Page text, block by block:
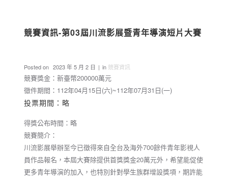
競賽資訊-第03屆川流影展暨青年導演短片大賽
Posted on 2023 年 5 月 2 日 in 競賽資訊
競賽獎金：新臺幣200000萬元
徵件期間：112年04月15日(六)~112年07月31日(一)
投票期間：略
得獎公布時間：略
競賽簡介：
川流影展舉辦至今已徵得來自全台及海外700餘件青年影視人
員作品報名，本屆大賽除提供首獎獎金20萬元外，希望能促使
更多青年導演的加入，也特別針對學生族群增設獎項，期許能